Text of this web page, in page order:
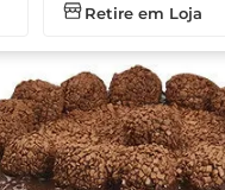
Retire em Loja
arroz